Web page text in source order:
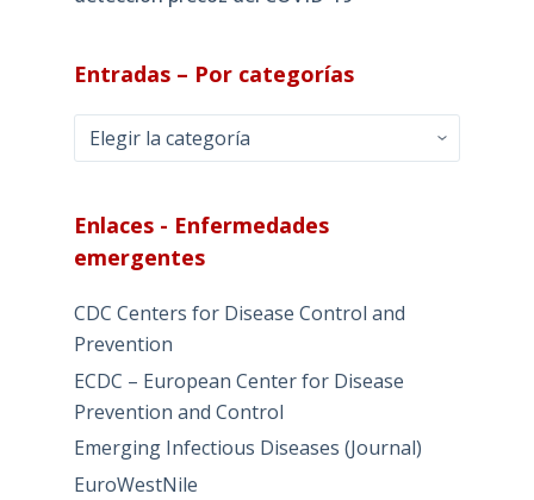
Entradas – Por categorías
Entradas
–
categorías
Enlaces - Enfermedades
emergentes
CDC Centers for Disease Control and
Prevention
ECDC – European Center for Disease
Prevention and Control
Emerging Infectious Diseases (Journal)
EuroWestNile